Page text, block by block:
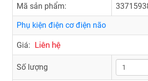
Mã sản phẩm:
Phụ kiện điện cơ điện não
Giá: Liên hệ
Số lượng